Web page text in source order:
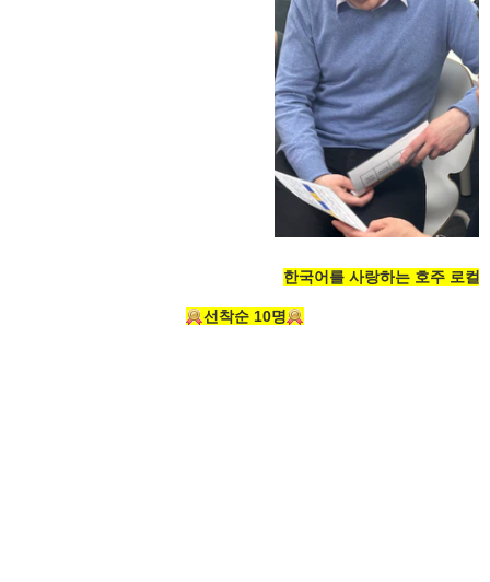
한국어를 사랑하는 호주 로컬
선착순 10명